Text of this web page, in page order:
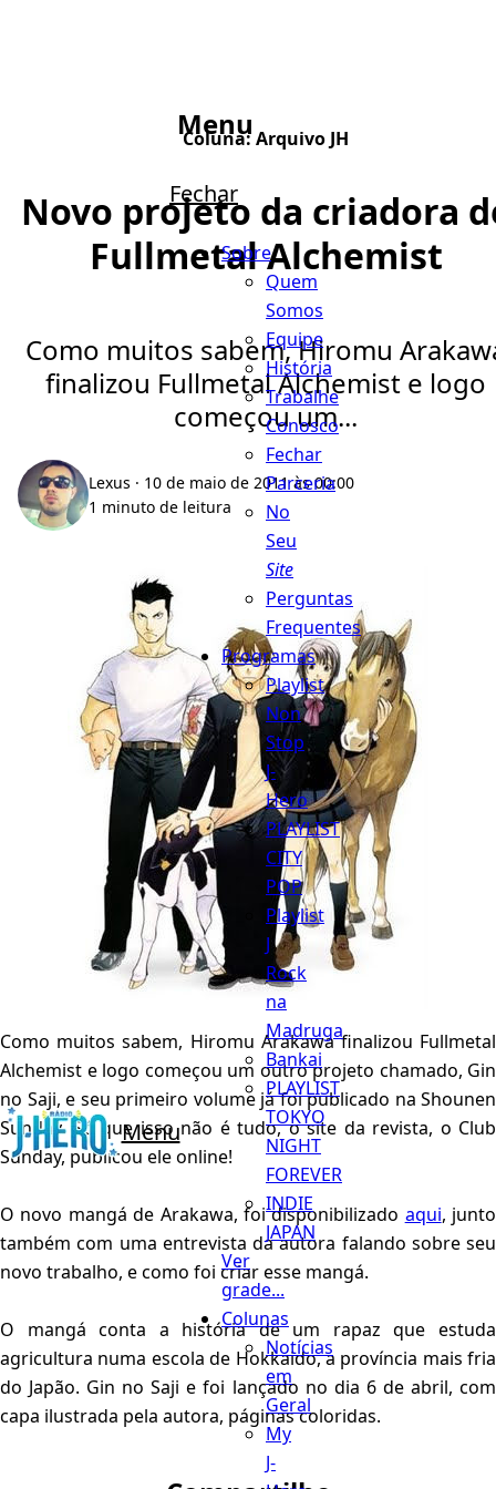
Menu
Menu
Fechar
Sobre
Quem
Somos
Equipe
História
Trabalhe
Conosco
Fechar
Parceria
No
Seu
Site
Perguntas
Frequentes
Programas
Playlist
Non
Stop
J-
Hero
PLAYLIST
CITY
POP
Playlist
J
Rock
na
Madruga
Bankai
PLAYLIST
TOKYO
NIGHT
FOREVER
INDIE
JAPAN
Ver
grade...
Colunas
Notícias
em
Geral
My
J-
Coluna:Arquivo JH
Novo projeto da criadora
Fullmetal Alchemist
Como muitos sabem, Hiromu
finalizou Fullmetal Alchemist e logo
começou um...
Lexus · 10 de maio de 2011 às 00:00
1 minuto de leitura
Como muitos sabem, Hiromu Arakawa finalizou Fullmetal
Alchemist e logo começou um outro projeto chamado, Gin
no Saji, e seu primeiro volume já foi publicado na Shounen
Sunday. Só que isso não é tudo, o site da revista, o Club
Sunday, publicou ele online!
O novo mangá de Arakawa, foi disponibilizado aqui, junto
também com uma entrevista da autora falando sobre seu
novo trabalho, e como foi criar esse mangá.
O mangá conta a história de um rapaz que estuda
agricultura numa escola de Hokkaido, a província mais fria
do Japão. Gin no Saji e foi lançado no dia 6 de abril, com
capa ilustrada pela autora, páginas coloridas.